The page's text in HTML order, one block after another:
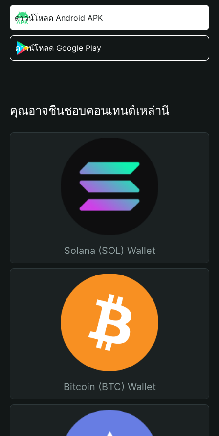
ดาวน์โหลด Android APK
ดาวน์โหลด Google Play
คุณอาจชื่นชอบคอนเทนต์เหล่านี้
Solana (SOL) Wallet
Bitcoin (BTC) Wallet